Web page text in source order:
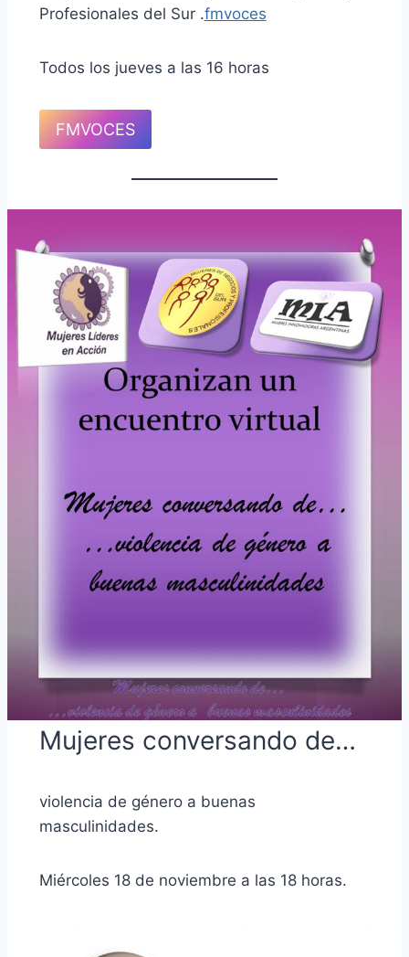
Profesionales del Sur .fmvoces
Todos los jueves a las 16 horas
FMVOCES
Mujeres conversando de…
violencia de género a buenas
masculinidades.
Miércoles 18 de noviembre a las 18 horas.